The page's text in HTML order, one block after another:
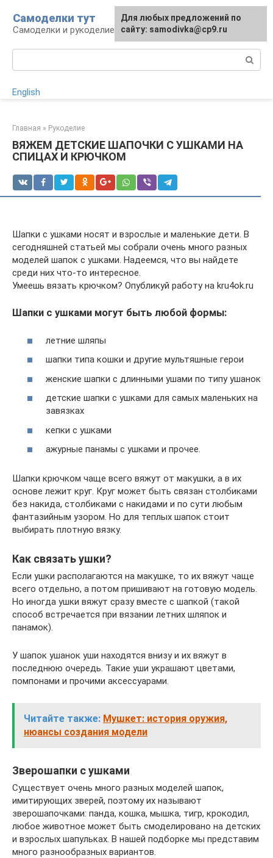
контенту
Самоделки тут
Самоделки и рукоделие для дома и участка
English
Главная » Рукоделие
ВЯЖЕМ ДЕТСКИЕ ШАПОЧКИ С УШКАМИ НА
СПИЦАХ И КРЮЧКОМ
Шапки с ушками носят и взрослые и маленькие дети. В
сегодняшней статьей мы собрали очень много разных
моделей шапок с ушками. Надеемся, что вы найдете
среди них что-то интересное.
Умеешь вязать крючком? Опубликуй работу на kru4ok.ru
Шапки с ушками могут быть любой формы:
летние шляпы
шапки типа кошки и другие мультяшные герои
женские шапки с длинными ушами по типу ушанок
детские шапки с ушками для самых маленьких на
завязках
кепки с ушками
ажурные панамы с ушками и прочее.
Шапки крючком чаще всего вяжут от макушки, а в их
основе лежит круг. Круг может быть связан столбиками
без накида, столбиками с накидами и по сути любым
фантазийным узором. Но для теплых шапок стоит
выбирать плотную вязку.
Как связать ушки?
Если ушки располагаются на макушке, то их вяжут чаще
всего отдельно, а потом пришивают на готовую модель.
Но иногда ушки вяжут сразу вместе с шапкой (такой
способ встречается при вязании летних шляпок и
панамок).
У шапок ушанок уши находятся внизу и их вяжут в
последнюю очередь. Такие уши украшают цветами,
помпонами и прочими аксессуарами.
Читайте также: Мушкет: история оружия,
нюансы создания модели
Зверошапки с ушками
Существует очень много разных моделей шапок,
имитирующих зверей, поэтому их называют
зверошапочками: панда, кошка, мышка, тигр, крокодил,
любое животное может быть смоделировано на детских
и взрослых шапульках. В нашей подборке мы представим
много разнообразных вариантов.
Для любых предложений по
сайту: samodivka@cp9.ru